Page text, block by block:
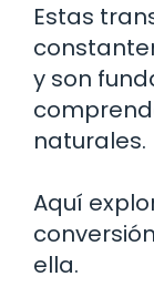
Estas
y son
naturales.
Aquí
ella.